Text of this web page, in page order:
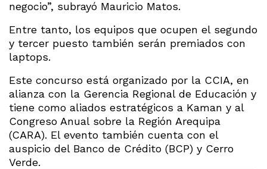
negocio”, subrayó Mauricio Matos.
Entre tanto, los equipos que ocupen el segundo
y tercer puesto también serán premiados con
laptops.
Este concurso está organizado por la CCIA, en
alianza con la Gerencia Regional de Educación y
tiene como aliados estratégicos a Kaman y al
Congreso Anual sobre la Región Arequipa
(CARA). El evento también cuenta con el
auspicio del Banco de Crédito (BCP) y Cerro
Verde.